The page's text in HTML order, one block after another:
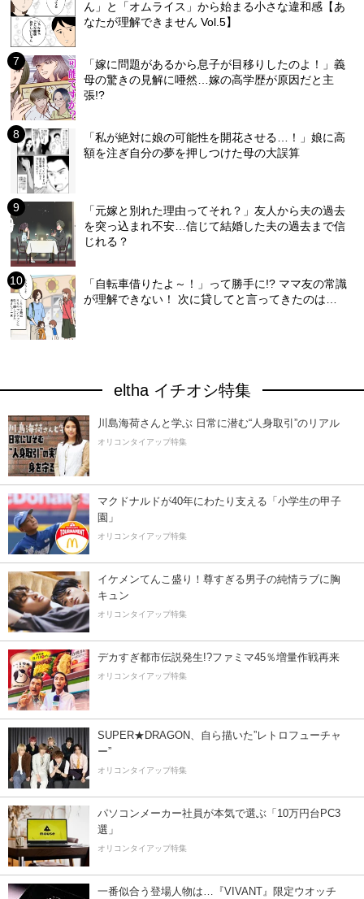
ん」と「オムライス」から始まる小さな違和感【あ
なたが理解できません Vol.5】
「嫁に問題があるから息子が目移りしたのよ！」義
母の驚きの見解に唖然…嫁の高学歴が原因だと主
張!?
「私が絶対に娘の可能性を開花させる…！」娘に高
額を注ぎ自分の夢を押しつけた母の大誤算
「元嫁と別れた理由ってそれ？」友人から夫の過去
を突っ込まれ不安…信じて結婚した夫の過去まで信
じれる？
「自転車借りたよ～！」って勝手に!? ママ友の常識
が理解できない！ 次に貸してと言ってきたのは…
eltha イチオシ特集
川島海荷さんと学ぶ 日常に潜む“人身取引”のリアル
オリコンタイアップ特集
マクドナルドが40年にわたり支える「小学生の甲子
園」
オリコンタイアップ特集
イケメンてんこ盛り！尊すぎる男子の純情ラブに胸
キュン
オリコンタイアップ特集
デカすぎ都市伝説発生!?ファミマ45％増量作戦再来
オリコンタイアップ特集
SUPER★DRAGON、自ら描いた”レトロフューチャ
ー”
オリコンタイアップ特集
パソコンメーカー社員が本気で選ぶ「10万円台PC3
選」
オリコンタイアップ特集
一番似合う登場人物は…『VIVANT』限定ウオッチ